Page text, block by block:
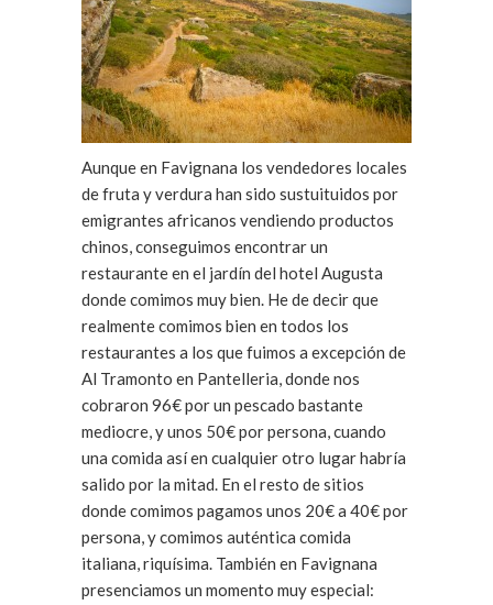
Aunque en Favignana los vendedores locales
de fruta y verdura han sido sustuituidos por
emigrantes africanos vendiendo productos
chinos, conseguimos encontrar un
restaurante en el jardín del hotel Augusta
donde comimos muy bien. He de decir que
realmente comimos bien en todos los
restaurantes a los que fuimos a excepción de
Al Tramonto en Pantelleria, donde nos
cobraron 96€ por un pescado bastante
mediocre, y unos 50€ por persona, cuando
una comida así en cualquier otro lugar habría
salido por la mitad. En el resto de sitios
donde comimos pagamos unos 20€ a 40€ por
persona, y comimos auténtica comida
italiana, riquísima. También en Favignana
presenciamos un momento muy especial: